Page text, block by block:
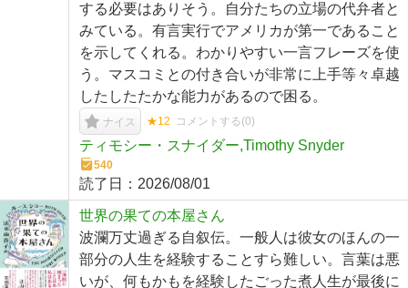
する必要はありそう。自分たちの立場の代弁者と
みている。有言実行でアメリカが第一であること
を示してくれる。わかりやすい一言フレーズを使
う。マスコミとの付き合いが非常に上手等々卓越
したしたたかな能力があるので困る。
ナイス ★12 コメントする(0)
ティモシー・スナイダー,Timothy Snyder
540
読了日： 2026/08/01
世界の果ての本屋さん
波瀾万丈過ぎる自叙伝。一般人は彼女のほんの一
部分の人生を経験することすら難しい。言葉は悪
いが、何もかもを経験したごった煮人生が最後に